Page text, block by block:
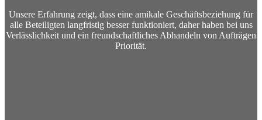
Unsere Erfahrung zeigt, dass eine amikale Geschäftsbeziehung für
alle Beteiligten langfristig besser funktioniert, daher haben bei uns
Verlässlichkeit und ein freundschaftliches Abhandeln von Aufträgen
Priorität.